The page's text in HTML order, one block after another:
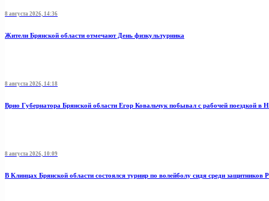
8 августа 2026, 14:36
Жители Брянской области отмечают День физкультурника
8 августа 2026, 14:18
Врио Губернатора Брянской области Егор Ковальчук побывал с рабочей поездкой в
8 августа 2026, 10:09
В Клинцах Брянской области состоялся турнир по волейболу сидя среди защитников